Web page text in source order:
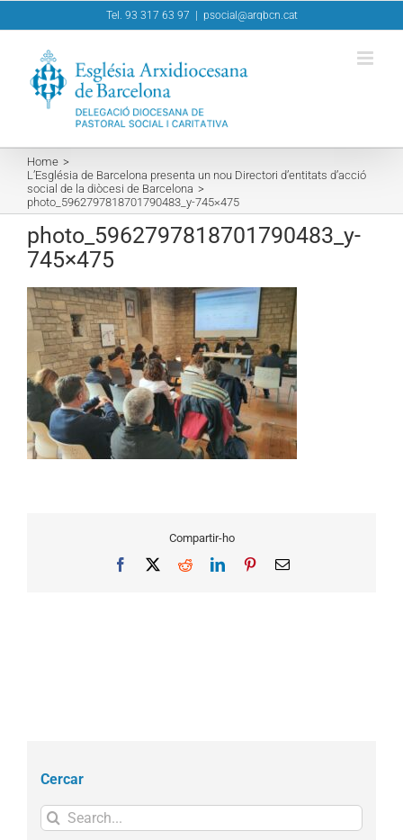
to
Tel. 93 317 63 97 psocial@arqbcn.cat
Home
L’Església de Barcelona presenta un nou Directori d’entitats d’acció
social de la diòcesi de Barcelona
photo_5962797818701790483_y-745×475
photo_5962797818701790483_y-
745×475
Compartir-ho
Facebook RedditLinkedInPinterestEmail
Cercar
Search
for: